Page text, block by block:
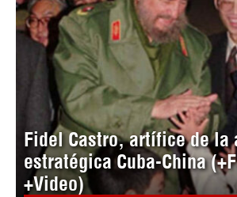
Fidel Castro, artífice de la
estratégica Cuba-China
+Video)